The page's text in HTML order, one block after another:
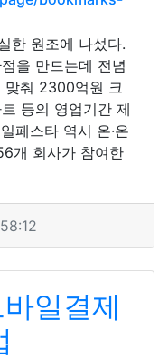
한 원조에 나섰다.
을 만드는데 전념
맞춰 2300억원 크
등의 영업기간 제
페스타 역시 온·온
개 회사가 참여한
일결제